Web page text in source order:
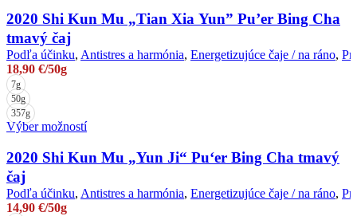
produktu.
má
viacero
Možnosti
stránke
2020 Shi Kun Mu „Tian Xia Yun” Pu’er Bing Cha
tmavý čaj
Podľa účinku, Antistres a harmónia, Energetizujúce čaje / na ráno,
18,90 €/50g
7g
50g
357g
Výber možnostíTento
má
viacero
Možnosti
2020 Shi Kun Mu „Yun Ji“ Pu‘er Bing Cha tmavý
čaj
Podľa účinku, Antistres a harmónia, Energetizujúce čaje / na ráno,
14,90 €/50g